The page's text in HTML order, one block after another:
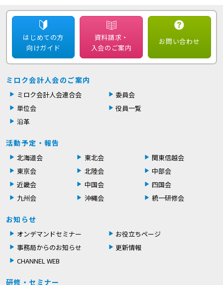
はじめての方
向けガイド
資料請求・
入会のご案内
お問い合わせ
ミロク会計人会のご案内
ミロク会計人会連合会
委員会
単位会
役員一覧
沿革
活動予定・報告
北海道会 東北会
関東信越会
東京会
北陸会
中部会
近畿会
中国会
四国会
九州会
沖縄会 統一研修会
お知らせ
オンデマンドセミナー
お役立ちページ
事務局からのお知らせ
更新情報
CHANNEL WEB
研修・セミナー